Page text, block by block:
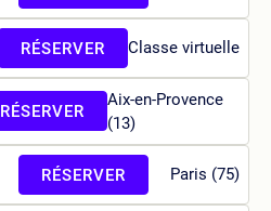
Classe virtuelle
RÉSERVER
Aix-en-Provence
(13)
RÉSERVER
Paris (75)
RÉSERVER